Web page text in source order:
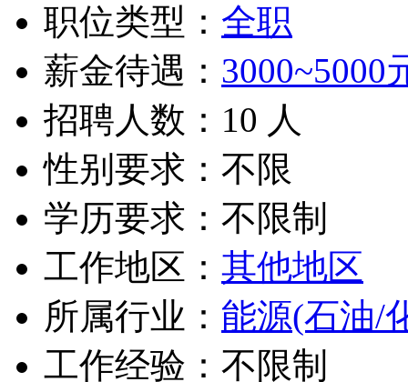
职位类型： 全职
薪金待遇： 3000~5000
招聘人数：10 人
性别要求：不限
学历要求：不限制
工作地区： 其他地区
所属行业： 能源(石油/
工作经验：不限制